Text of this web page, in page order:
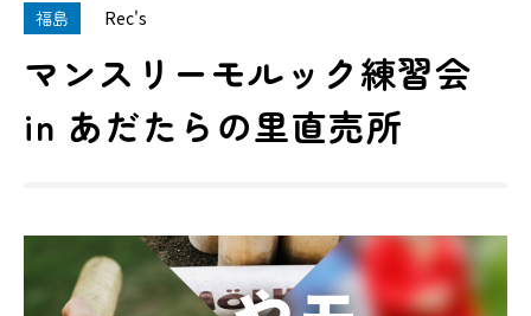
福島 Rec's
マンスリーモルック練習会
in あだたらの里直売所